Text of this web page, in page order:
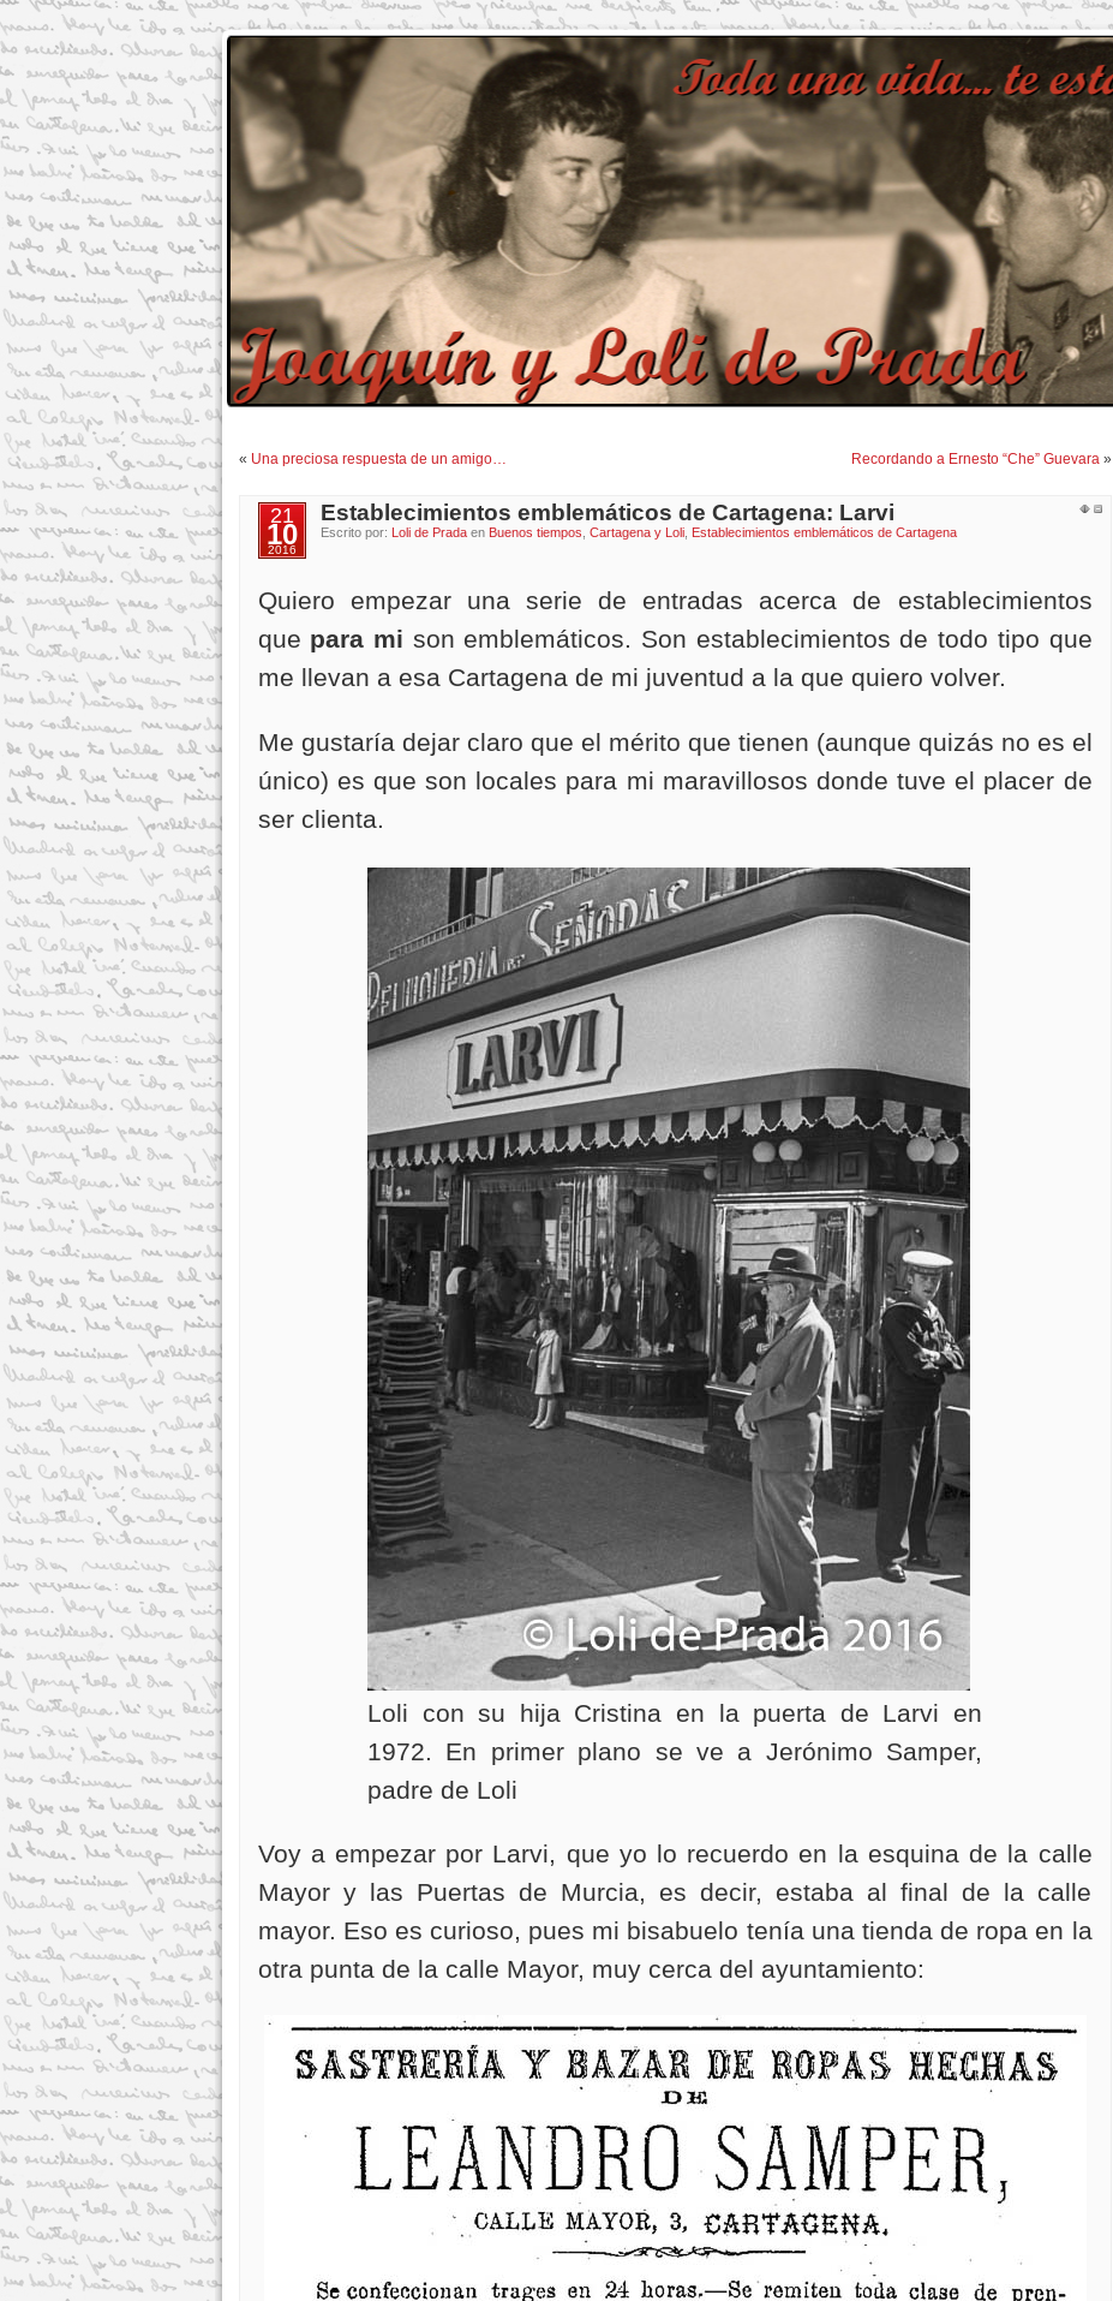
« Una preciosa respuesta de un amigo… Recordando a Ernesto “Che” Guevara»
21
10
2016
Establecimientos emblemáticos de Cartagena: Larvi
Escrito por: Loli de Prada en Buenos tiempos ,Cartagena y Loli Establecimientos emblemáticos de Cartagena
Quiero empezar una serie de entradas acerca de establecimientos
que para mi son emblemáticos. Son establecimientos de todo tipo que
me llevan a esa Cartagena de mi juventud a la que quiero volver.
Me gustaría dejar claro que el mérito que tienen (aunque quizás no es el
único) es que son locales para mi maravillosos donde tuve el placer de
ser clienta.
Loli con su hija Cristina en la puerta de Larvi en
1972. En primer plano se ve a Jerónimo Samper,
padre de Loli
Voy a empezar por Larvi, que yo lo recuerdo en la esquina de la calle
Mayor y las Puertas de Murcia, es decir, estaba al final de la calle
mayor. Eso es curioso, pues mi bisabuelo tenía una tienda de ropa en la
otra punta de la calle Mayor, muy cerca del ayuntamiento: